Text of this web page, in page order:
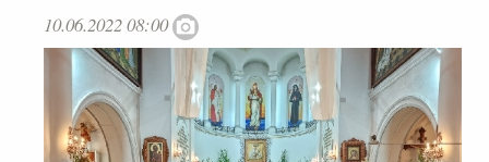
10.06.2022 08:00